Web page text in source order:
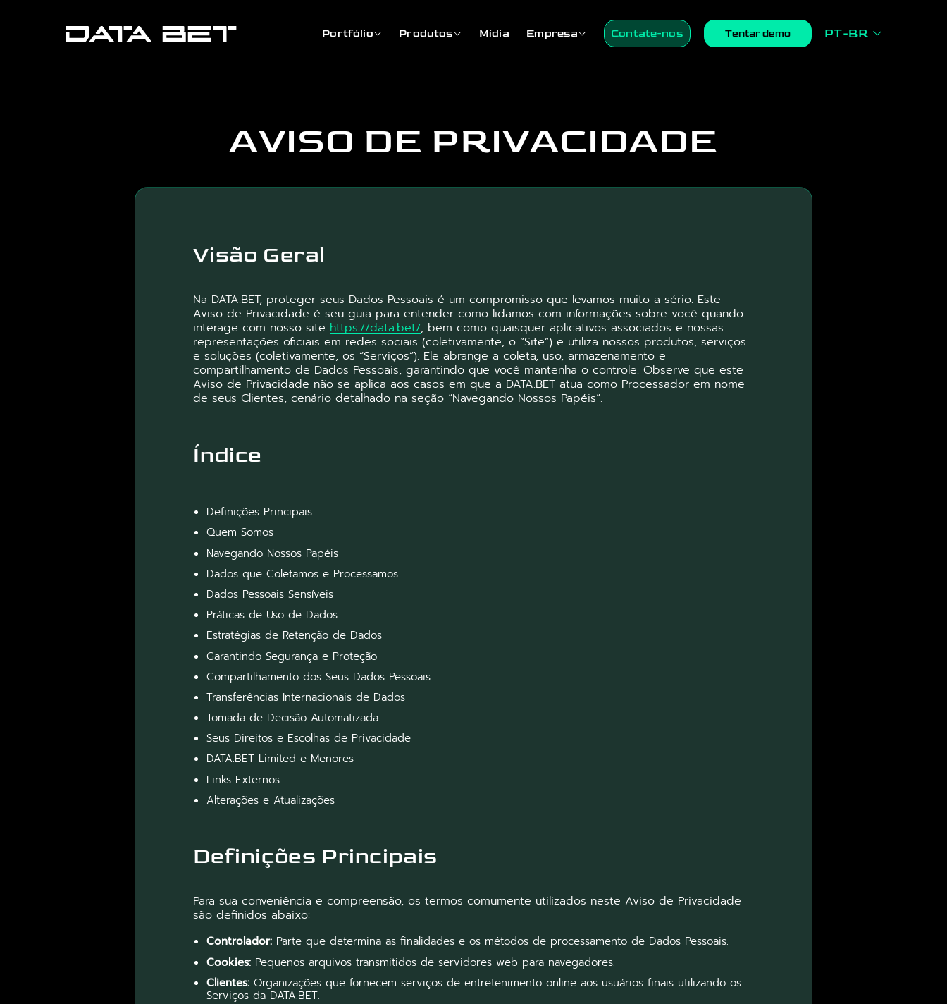
Portfólio Produtos Mídia Empresa Contate-nos Tentar demo PT-BR
AVISO DE PRIVACIDADE
Visão Geral
Na DATA.BET, proteger seus Dados Pessoais é um compromisso que levamos muito a sério. Este
Aviso de Privacidade é seu guia para entender como lidamos com informações sobre você quando
interage com nosso site https://data.bet/, bem como quaisquer aplicativos associados e nossas
representações oficiais em redes sociais (coletivamente, o “Site”) e utiliza nossos produtos, serviços
e soluções (coletivamente, os “Serviços”). Ele abrange a coleta, uso, armazenamento e
compartilhamento de Dados Pessoais, garantindo que você mantenha o controle. Observe que este
Aviso de Privacidade não se aplica aos casos em que a DATA.BET atua como Processador em nome
de seus Clientes, cenário detalhado na seção “Navegando Nossos Papéis”.
Índice
Definições Principais
Quem Somos
Navegando Nossos Papéis
Dados que Coletamos e Processamos
Dados Pessoais Sensíveis
Práticas de Uso de Dados
Estratégias de Retenção de Dados
Garantindo Segurança e Proteção
Compartilhamento dos Seus Dados Pessoais
Transferências Internacionais de Dados
Tomada de Decisão Automatizada
Seus Direitos e Escolhas de Privacidade
DATA.BET Limited e Menores
Links Externos
Alterações e Atualizações
Definições Principais
Para sua conveniência e compreensão, os termos comumente utilizados neste Aviso de Privacidade
são definidos abaixo:
Controlador: Parte que determina as finalidades e os métodos de processamento de Dados Pessoais.
Cookies: Pequenos arquivos transmitidos de servidores web para navegadores.
Clientes: Organizações que fornecem serviços de entretenimento online aos usuários finais utilizando os
Serviços da DATA.BET.